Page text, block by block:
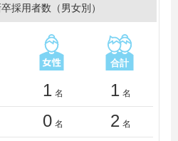
採用者数（男女別）
1 名 1 名
0 名 2 名